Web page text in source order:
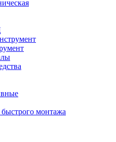
быстрого монтажа